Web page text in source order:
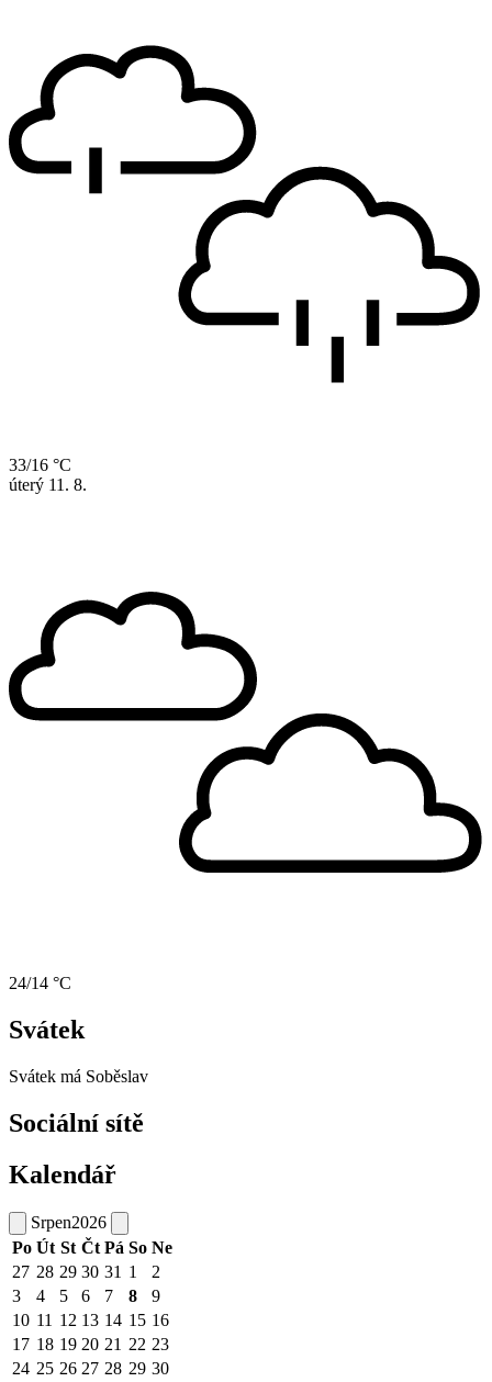
33/16 °C
úterý 11. 8.
24/14 °C
Svátek
Svátek má Soběslav
Sociální sítě
Kalendář
Srpen2026
Po Út St Čt Pá So Ne
27 28 29 30 31 1
2
3
4 5 6 7 8
9
10 11 12 13 14 15 16
17 18 19 20 21 22 23
24 25 26 27 28 29 30